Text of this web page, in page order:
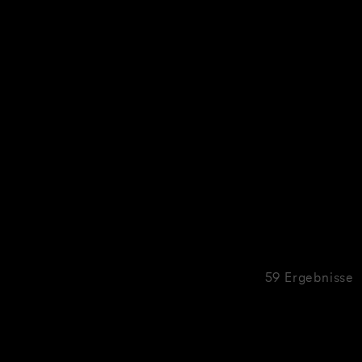
59 Ergebnisse